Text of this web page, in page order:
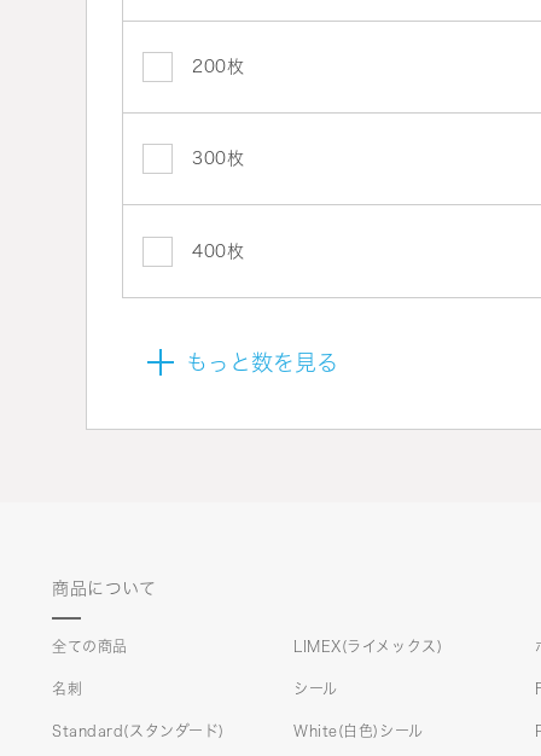
200枚
300枚
400枚
もっと数を見る
商品について
全ての商品
名刺
Standard(スタンダード)
LIMEX(ライメックス)
シール
White(白色)シール